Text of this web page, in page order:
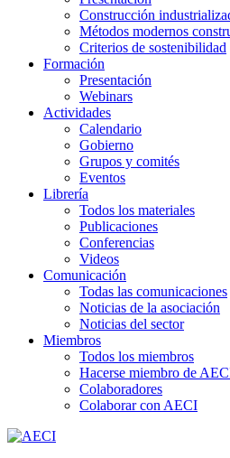
Construcción
Métodos modernos
Criterios de sostenibilidad
Formación
Presentación
Webinars
Actividades
Calendario
Gobierno
Grupos y comités
Eventos
Librería
Todos los materiales
Publicaciones
Conferencias
Videos
Comunicación
Todas las comunicaciones
Noticias de la asociación
Noticias del sector
Miembros
Todos los miembros
Hacerse miembro de
Colaboradores
Colaborar con AECI